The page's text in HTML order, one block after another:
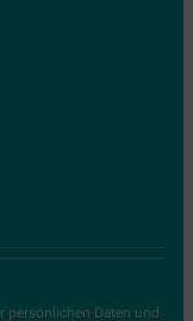
persönlichen Daten und